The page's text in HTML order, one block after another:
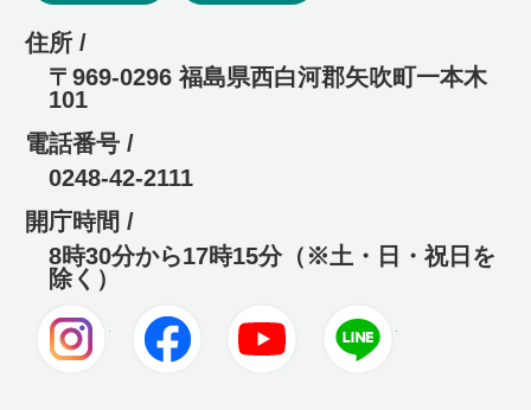
住所 /
〒969-0296 福島県西白河郡矢吹町一本木
101
電話番号 /
0248-42-2111
開庁時間 /
8時30分から17時15分（※土・日・祝日を
除く）
Instagram Facebook Youtube